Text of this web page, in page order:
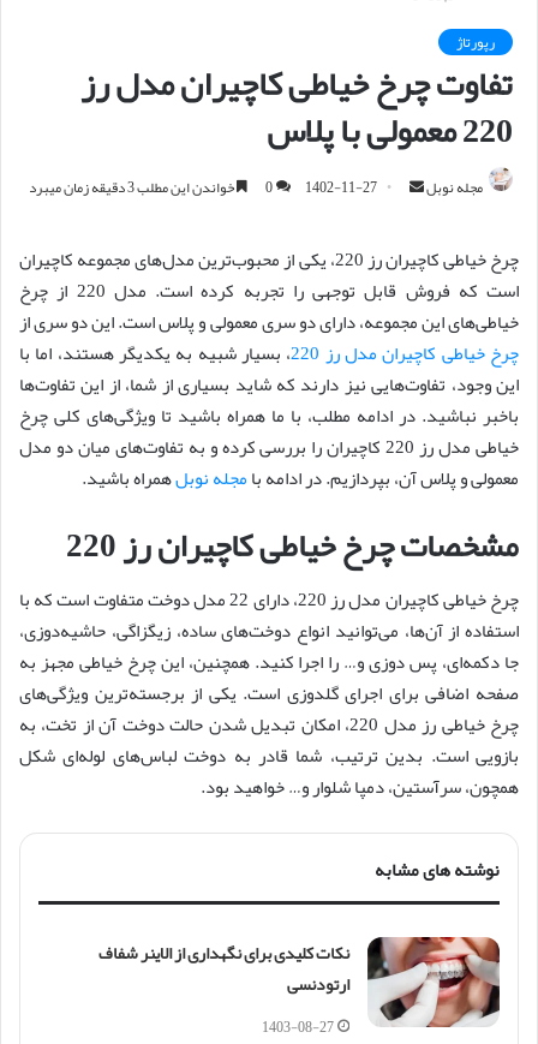
رپورتاژ
تفاوت چرخ خیاطی کاچیران مدل رز
220 معمولی با پلاس
مجله نوبل
ا
ل
ا
ی
م
ی
ل
1402-11-27
0 خواندن این مطلب 3 دقیقه زمان میبرد
چرخ خیاطی کاچیران رز 220، یکی از محبوب‌ترین مدل‌های مجموعه کاچیران
است که فروش قابل توجهی را تجربه کرده است. مدل 220 از چرخ
خیاطی‌های این مجموعه، دارای دو سری معمولی و پلاس است. این دو سری از
چرخ خیاطی کاچیران مدل رز 220
، بسیار شبیه به یکدیگر هستند، اما با
این وجود، تفاوت‌هایی نیز دارند که شاید بسیاری از شما، از این تفاوت‌ها
باخبر نباشید. در ادامه مطلب، با ما همراه باشید تا ویژگی‌های کلی چرخ
خیاطی مدل رز 220 کاچیران را بررسی کرده و به تفاوت‌های میان دو مدل
معمولی و پلاس آن، بپردازیم. در ادامه بامجله نوبلهمراه باشید.
مشخصات چرخ خیاطی کاچیران رز 220
چرخ خیاطی کاچیران مدل رز 220، دارای 22 مدل دوخت متفاوت است که با
استفاده از آن‌ها، می‌توانید انواع دوخت‌های ساده، زیگزاگی، حاشیه‌دوزی،
جا دکمه‌ای، پس دوزی و… را اجرا کنید. همچنین، این چرخ خیاطی مجهز به
صفحه اضافی برای اجرای گلدوزی است. یکی از برجسته‌ترین ویژگی‌های
چرخ خیاطی رز مدل 220، امکان تبدیل شدن حالت دوخت آن از تخت، به
بازویی است. بدین ترتیب، شما قادر به دوخت لباس‌های لوله‌ای شکل
همچون، سرآستین، دمپا شلوار و… خواهید بود.
نوشته های مشابه
نکات کلیدی برای نگهداری از الاینر شفاف
ارتودنسی
1403-08-27